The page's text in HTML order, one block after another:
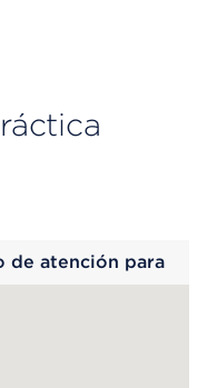
de atención para